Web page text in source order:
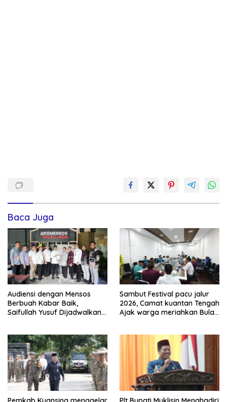
Baca Juga
Audiensi dengan Mensos
Berbuah Kabar Baik,
Saifullah Yusuf Dijadwalkan
Kuansing
Sambut Festival pacu jalur
2026, Camat kuantan Tengah
Ajak warga meriahkan Bulan